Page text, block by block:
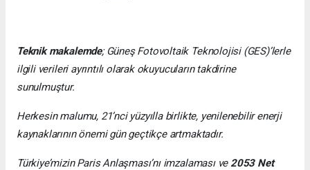
Teknik makalemde; Güneş Fotovoltaik Teknolojisi (GES)’lerle
ilgili verileri ayrıntılı olarak okuyucuların takdirine
sunulmuştur.
Herkesin malumu, 21’nci yüzyılla birlikte, yenilenebilir enerji
kaynaklarının önemi gün geçtikçe artmaktadır.
Türkiye’mizin Paris Anlaşması’nı imzalaması ve2053 Net